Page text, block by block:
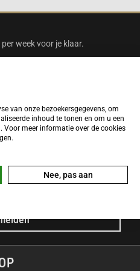
week voor je klaar.
Nieuwsbrief en ontvang het
van onze bezoekersgegevens, om
inhoud te tonen en om u een
Voor meer informatie over de cookies
Nee, pas aan